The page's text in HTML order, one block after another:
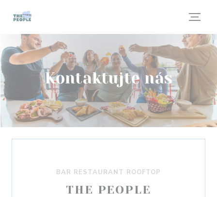
Kontaktujte nás
BAR RESTAURANT ROOFTOP
THE PEOPLE